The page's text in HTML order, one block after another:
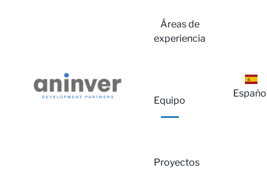
Áreas de
experiencia
Equipo
Proyectos
Iniciar
Sesión